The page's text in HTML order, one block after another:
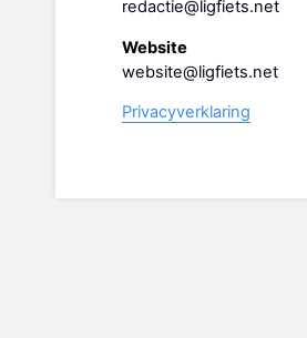
redactie@ligfiets.net
Website
website@ligfiets.net
Privacyverklaring